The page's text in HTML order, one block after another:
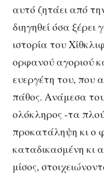
αυτό ζητάει από
διηγηθεί όσα ξέρει
ιστορία του
ορφανού αγοριού
ευεργέτη του, που
πάθος. Ανάμεσα
ολόκληρος -τα
προκατάληψη κι ο
καταδικασμένη κι
μίσος,